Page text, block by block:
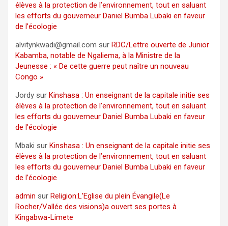
élèves à la protection de l’environnement, tout en saluant
les efforts du gouverneur Daniel Bumba Lubaki en faveur
de l’écologie
alvitynkwadi@gmail.com sur RDC/Lettre ouverte de Junior
Kabamba, notable de Ngaliema, à la Ministre de la
Jeunesse : « De cette guerre peut naître un nouveau
Congo »
Jordy sur Kinshasa : Un enseignant de la capitale initie ses
élèves à la protection de l’environnement, tout en saluant
les efforts du gouverneur Daniel Bumba Lubaki en faveur
de l’écologie
Mbaki sur Kinshasa : Un enseignant de la capitale initie ses
élèves à la protection de l’environnement, tout en saluant
les efforts du gouverneur Daniel Bumba Lubaki en faveur
de l’écologie
admin sur Religion:L’Eglise du plein Évangile(Le
Rocher/Vallée des visions)a ouvert ses portes à
Kingabwa-Limete